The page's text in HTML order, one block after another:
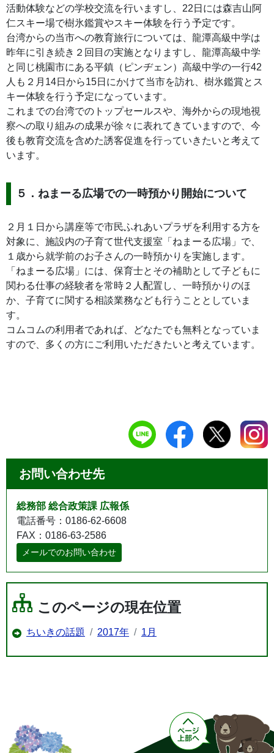
活動体験などの学校交流を行いますし、22日には森吉山阿
仁スキー場で樹氷鑑賞やスキー体験を行う予定です。
台湾からの当市への教育旅行については、龍潭高級中学は
昨年に引き続き２回目の実施となりますし、龍潭高級中学
と同じ桃園市にある平鎮（ピンヂェン）高級中学の一行42
人も２月14日から15日にかけて当市を訪れ、樹氷鑑賞とス
キー体験を行う予定になっています。
これまでの台湾でのトップセールスや、海外からの現地視
察への取り組みの成果が徐々に表れてきていますので、今
後も教育交流を含めた誘客促進を行っていきたいと考えて
います。
５．ねまーる広場での一時預かり開始について
２月１日から講座等で市民ふれあいプラザを利用する方を
対象に、施設内の子育て世代支援室「ねまーる広場」で、
１歳から就学前のお子さんの一時預かりを実施します。
「ねまーる広場」には、保育士とその補助として子どもに
関わる仕事の経験者を常時２人配置し、一時預かりのほ
か、子育てに関する相談業務なども行うこととしていま
す。
コムコムの利用者であれば、どなたでも無料となっていま
すので、多くの方にご利用いただきたいと考えています。
お問い合わせ先
総務部 総合政策課 広報係
電話番号：0186-62-6608
FAX：0186-63-2586
メールでのお問い合わせ
このページの現在位置
ちいきの話題 2017年 1月